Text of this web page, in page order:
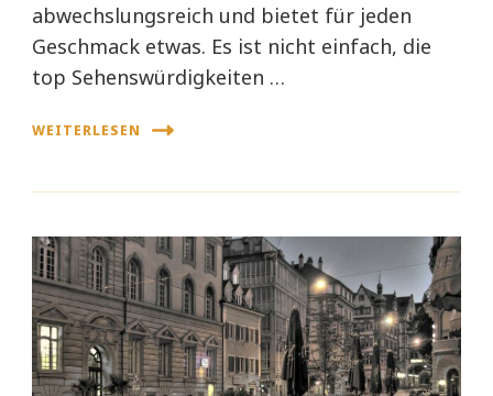
abwechslungsreich und bietet für jeden
Geschmack etwas. Es ist nicht einfach, die
top Sehenswürdigkeiten …
WEITERLESEN